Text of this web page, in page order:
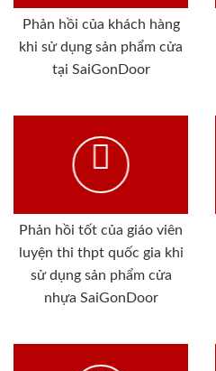
Phản hồi của khách hàng
khi sử dụng sản phẩm cửa
tại SaiGonDoor
Phản hồi tốt của giáo viên
luyện thi thpt quốc gia khi
sử dụng sản phẩm cửa
nhựa SaiGonDoor